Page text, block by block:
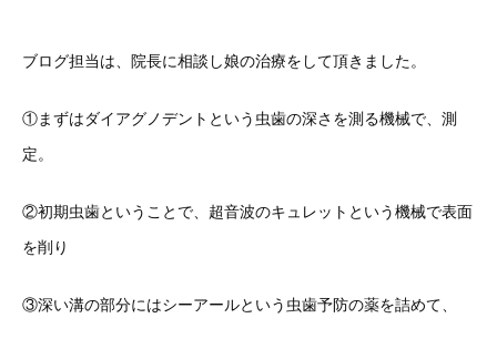
ブログ担当は、院長に相談し娘の治療をして頂きました。
①まずはダイアグノデントという虫歯の深さを測る機械で、測
定。
②初期虫歯ということで、超音波のキュレットという機械で表面
を削り
③深い溝の部分にはシーアールという虫歯予防の薬を詰めて、